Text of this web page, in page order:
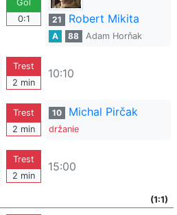
Gól
0:1
21 Robert Mikita
A 88 Adam Horňak
Trest
2 min
10:10
Trest
2 min
10 Michal Pirčak
držanie
Trest
2 min
15:00
(1:1)